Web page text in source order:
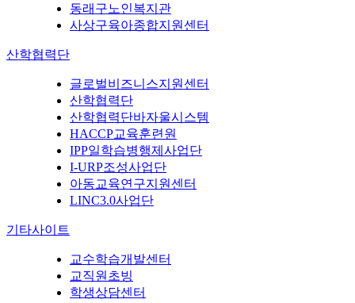
동래구노인복지관
사상구육아종합지원센터
산학협력단
글로벌비즈니스지원센터
산학협력단
산학협력단바자울시스템
HACCP교육훈련원
IPP일학습병행제사업단
I-URP조성사업단
아동교육연구지원센터
LINC3.0사업단
기타사이트
교수학습개발센터
교직원초빙
학생상담센터